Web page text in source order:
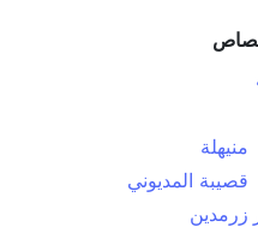
منيهلة
قصيبة المديوني
زرمدين